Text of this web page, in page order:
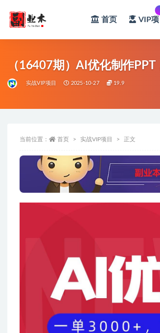
首页 VIP项
（16407期）AI优化制作
实战VIP项目 2025-10-27 19.9
当前位置： 首页 实战VIP项目 正文